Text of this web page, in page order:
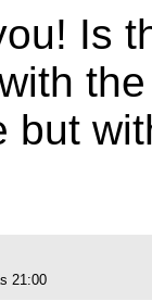
Is
but
21:00